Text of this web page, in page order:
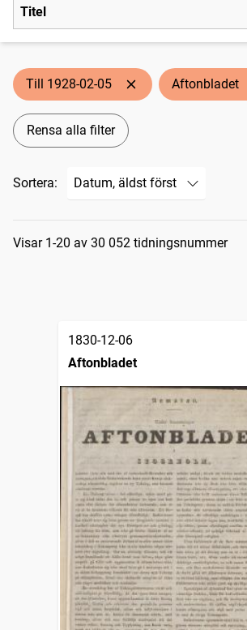
Titel
Till 1928-02-05 Aftonbladet
Rensa alla filter
Sortera:
Sökresultat
Visar 1-20 av 30 052 tidningsnummer
1830-12-06
Aftonbladet